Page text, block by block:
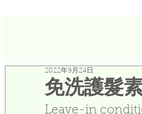
免洗護髮
2022年9月24日
Leave-in